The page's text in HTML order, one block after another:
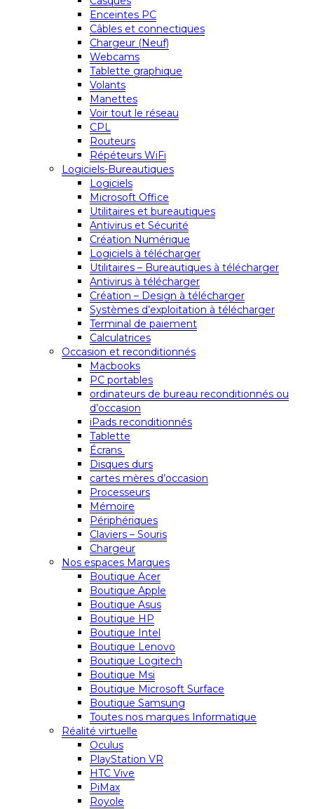
Enceintes PC
Câbles et connectiques
Chargeur (Neuf)
Webcams
Tablette graphique
Volants
Manettes
Voir tout le réseau
CPL
Routeurs
Répéteurs WiFi
Logiciels-Bureautiques
Logiciels
Microsoft Office
Utilitaires et bureautiques
Antivirus et Sécurité
Création Numérique
Logiciels à télécharger
Utilitaires – Bureautiques à télécharger
Antivirus à télécharger
Création – Design à télécharger
Systèmes d’exploitation à télécharger
Terminal de paiement
Calculatrices
Occasion et reconditionnés
Macbooks
PC portables
ordinateurs de bureau reconditionnés ou
d’occasion
iPads reconditionnés
Tablette
Écrans
Disques durs
cartes mères d’occasion
Processeurs
Mémoire
Périphériques
Claviers – Souris
Chargeur
Nos espaces Marques
Boutique Acer
Boutique Apple
Boutique Asus
Boutique HP
Boutique Intel
Boutique Lenovo
Boutique Logitech
Boutique Msi
Boutique Microsoft Surface
Boutique Samsung
Toutes nos marques Informatique
Réalité virtuelle
Oculus
PlayStation VR
HTC Vive
PiMax
Royole